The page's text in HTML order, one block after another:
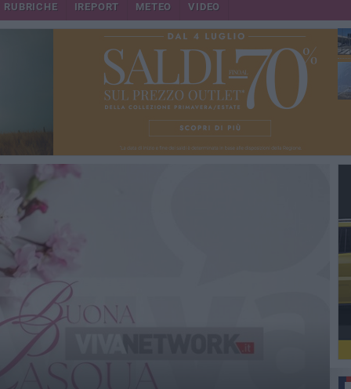
RUBRICHE IREPORT METEO VIDEO